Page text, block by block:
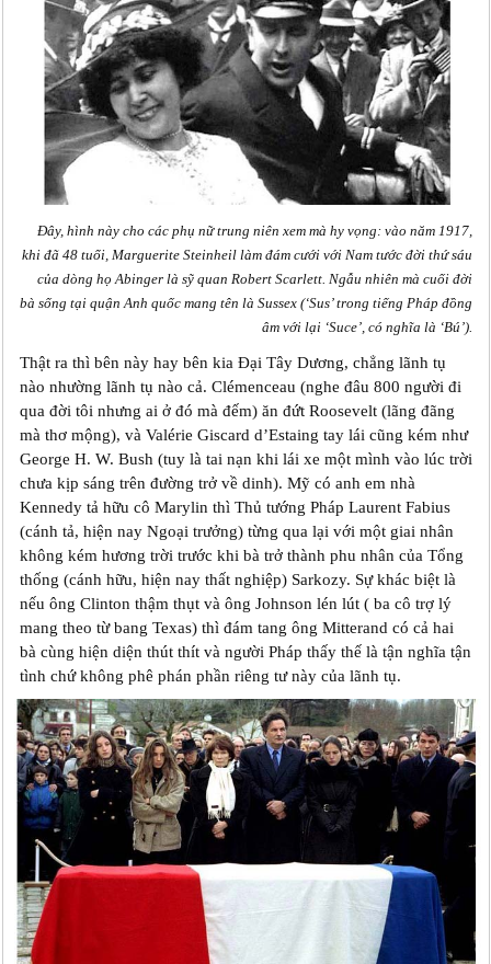
Đây, hình này cho các phụ nữ trung niên xem mà hy vọng: vào năm 1917,
khi đã 48 tuổi, Marguerite Steinheil làm đám cưới với Nam tước đời thứ sáu
của dòng họ Abinger là sỹ quan Robert Scarlett. Ngẫu nhiên mà cuối đời
bà sống tại quận Anh quốc mang tên là Sussex (‘Sus’ trong tiếng Pháp đồng
âm với lại ‘Suce’, có nghĩa là ‘Bú’).
Thật ra thì bên này hay bên kia Đại Tây Dương, chẳng lãnh tụ
nào nhường lãnh tụ nào cả. Clémenceau (nghe đâu 800 người đi
qua đời tôi nhưng ai ở đó mà đếm) ăn đứt Roosevelt (lãng đãng
mà thơ mộng), và Valérie Giscard d’Estaing tay lái cũng kém như
George H. W. Bush (tuy là tai nạn khi lái xe một mình vào lúc trời
chưa kịp sáng trên đường trở về dinh). Mỹ có anh em nhà
Kennedy tả hữu cô Marylin thì Thủ tướng Pháp Laurent Fabius
(cánh tả, hiện nay Ngoại trưởng) từng qua lại với một giai nhân
không kém hương trời trước khi bà trở thành phu nhân của Tổng
thống (cánh hữu, hiện nay thất nghiệp) Sarkozy. Sự khác biệt là
nếu ông Clinton thậm thụt và ông Johnson lén lút ( ba cô trợ lý
mang theo từ bang Texas) thì đám tang ông Mitterand có cả hai
bà cùng hiện diện thút thít và người Pháp thấy thế là tận nghĩa tận
tình chứ không phê phán phần riêng tư này của lãnh tụ.